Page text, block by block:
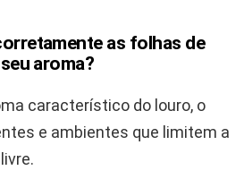
as folhas de
aroma?
característico do louro, o
e ambientes que limitem a